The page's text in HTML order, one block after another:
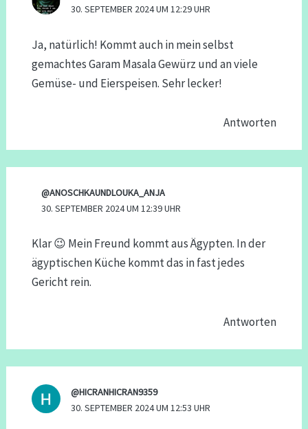
30. SEPTEMBER 2024 UM 12:29 UHR
Ja, natürlich! Kommt auch in mein selbst
gemachtes Garam Masala Gewürz und an viele
Gemüse- und Eierspeisen. Sehr lecker!
Antworten
@ANOSCHKAUNDLOUKA_ANJA
30. SEPTEMBER 2024 UM 12:39 UHR
Klar 😉 Mein Freund kommt aus Ägypten. In der
ägyptischen Küche kommt das in fast jedes
Gericht rein.
Antworten
@HICRANHICRAN9359
30. SEPTEMBER 2024 UM 12:53 UHR